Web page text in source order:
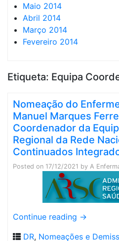
Maio 2014
Abril 2014
Março 2014
Fevereiro 2014
Etiqueta: Equipa
Nomeação do
Manuel Marques
Coordenador da
Regional da Rede
Continuados
Posted on 17/12/2021 by A
Continue reading →
DR, Nomeações e